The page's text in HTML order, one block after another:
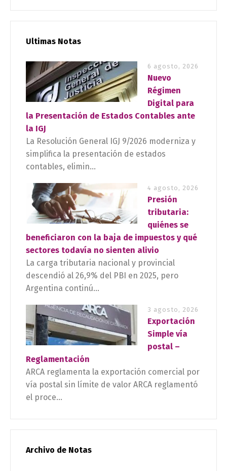
Ultimas Notas
6 agosto, 2026
Nuevo
Régimen
Digital para
la Presentación de Estados Contables ante
la IGJ
La Resolución General IGJ 9/2026 moderniza y
simplifica la presentación de estados
contables, elimin...
4 agosto, 2026
Presión
tributaria:
quiénes se
beneficiaron con la baja de impuestos y qué
sectores todavía no sienten alivio
La carga tributaria nacional y provincial
descendió al 26,9% del PBI en 2025, pero
Argentina continú...
3 agosto, 2026
Exportación
Simple vía
postal –
Reglamentación
ARCA reglamenta la exportación comercial por
vía postal sin límite de valor ARCA reglamentó
el proce...
Archivo de Notas